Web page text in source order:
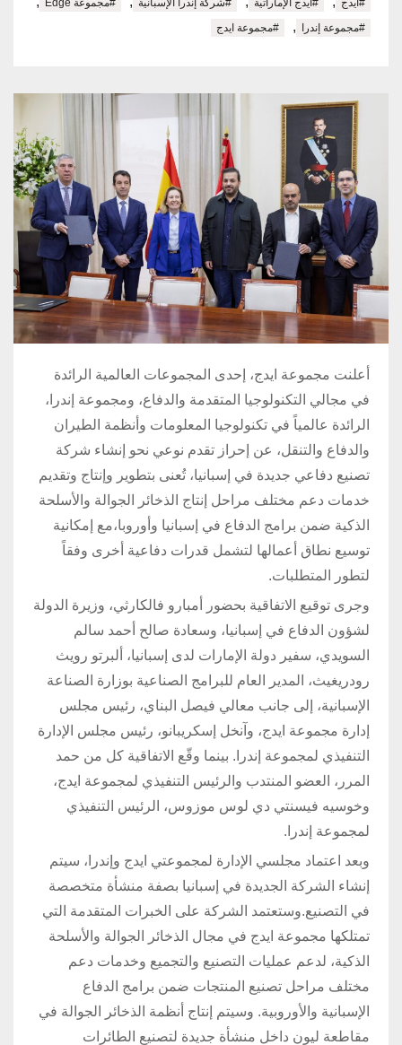
#ايدج #ايدج الإماراتية #شركة إندرا الإسبانية #مجموعة Edge
#مجموعة إندرا , #مجموعة ايدج
أعلنت مجموعة ايدج، إحدى المجموعات العالمية الرائدة
في مجالي التكنولوجيا المتقدمة والدفاع، ومجموعة إندرا،
الرائدة عالمياً في تكنولوجيا المعلومات وأنظمة الطيران
والدفاع والتنقل، عن إحراز تقدم نوعي نحو إنشاء شركة
تصنيع دفاعي جديدة في إسبانيا، تُعنى بتطوير وإنتاج وتقديم
خدمات دعم مختلف مراحل إنتاج الذخائر الجوالة والأسلحة
الذكية ضمن برامج الدفاع في إسبانيا وأوروبا،مع إمكانية
توسيع نطاق أعمالها لتشمل قدرات دفاعية أخرى وفقاً
لتطور المتطلبات.
وجرى توقيع الاتفاقية بحضور أمبارو فالكارثي، وزيرة الدولة
لشؤون الدفاع في إسبانيا، وسعادة صالح أحمد سالم
السويدي، سفير دولة الإمارات لدى إسبانيا، ألبرتو رويث
رودريغيث، المدير العام للبرامج الصناعية بوزارة الصناعة
الإسبانية، إلى جانب معالي فيصل البناي، رئيس مجلس
إدارة مجموعة ايدج، وآنخل إسكريبانو، رئيس مجلس الإدارة
التنفيذي لمجموعة إندرا. بينما وقّع الاتفاقية كل من حمد
المرر، العضو المنتدب والرئيس التنفيذي لمجموعة ايدج،
وخوسيه فيسنتي دي لوس موزوس، الرئيس التنفيذي
لمجموعة إندرا.
وبعد اعتماد مجلسي الإدارة لمجموعتي ايدج وإندرا، سيتم
إنشاء الشركة الجديدة في إسبانيا بصفة منشأة متخصصة
في التصنيع.وستعتمد الشركة على الخبرات المتقدمة التي
تمتلكها مجموعة ايدج في مجال الذخائر الجوالة والأسلحة
الذكية، لدعم عمليات التصنيع والتجميع وخدمات دعم
مختلف مراحل تصنيع المنتجات ضمن برامج الدفاع
الإسبانية والأوروبية. وسيتم إنتاج أنظمة الذخائر الجوالة في
مقاطعة ليون داخل منشأة جديدة لتصنيع الطائرات